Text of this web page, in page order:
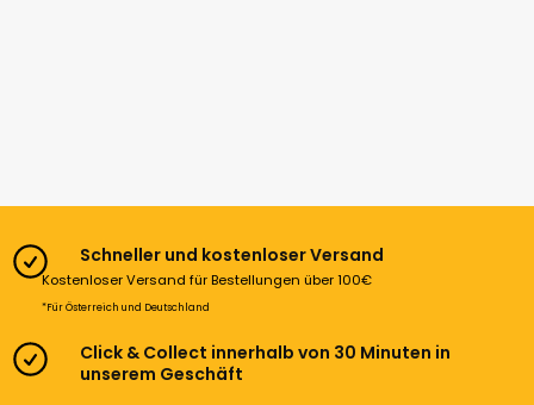
Schneller und kostenloser Versand
Kostenloser Versand für Bestellungen über 100€
*Für Österreich und Deutschland
Click & Collect innerhalb von 30 Minuten in
unserem Geschäft